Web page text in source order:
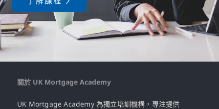
關於 UK Mortgage Academy
UK Mortgage Academy 為獨立培訓機構，專注提供